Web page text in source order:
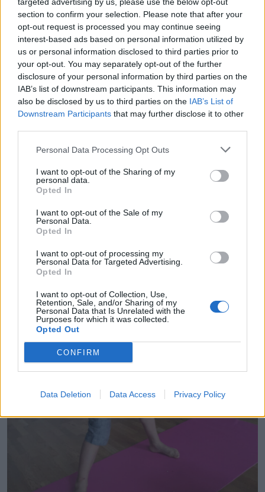
section to confirm your selection. Please note that after your
opt-out request is processed you may continue seeing
interest-based ads based on personal information utilized by
us or personal information disclosed to third parties prior to
your opt-out. You may separately opt-out of the further
disclosure of your personal information by third parties on the
IAB’s list of downstream participants. This information may
also be disclosed by us to third parties on the IAB’s List of
Downstream Participants that may further disclose it to other
Personal Data Processing Opt Outs
I want to opt-out of the Sharing of my
personal data.
Opted In
I want to opt-out of the Sale of my
Personal Data.
Opted In
I want to opt-out of processing my
Personal Data for Targeted Advertising.
Opted In
I want to opt-out of Collection, Use,
Retention, Sale, and/or Sharing of my
Personal Data that Is Unrelated with the
Purposes for which it was collected.
Opted Out
CONFIRM
Data Deletion Data Access Privacy Policy
istabā, otram virtuvē. Mazā meita prasa nemitīgu
uzmanību un arī Rodrigo biežākais teiciens pēdējo
nedēļu laikā bijis - mammu, es nesaprotu! "Man
puikam pirmajās dienās un pirmajās nedēļās bija
jāmāca, kā vispār ieslēgt datoru, kā ieiet E-klasē, jo
līdz šim viņš to ir darījis, apskatoties mājasdarbus, un
vairāk nav bijusi vajadzība," stāsta Rita.
Anopu ģimenē bērni skaidri zina, cik ilga būs darba
deviņos paēd brokastis, tad mācās līdz pat vieniem
vai diviem pēcpusdienā. Neizpaliek arī regulāras
sporta nodarbības un pēcpusdienā var paveikt tos
uzdevumus, kuriem laika nepietika. Rita vērtē, ka
pedagoga klātbūtnes un to nākas aizstāt
vecākiem. Atskatoties uz aizvadīto laiku, mamma
saka, ka šis ģimenei ir radošākais kopā būšanas
laiks, bet skolu šāds modelis ilgstoši nevar aizstāt.
11 FOTO
Skolas dzīve nu norit mājās